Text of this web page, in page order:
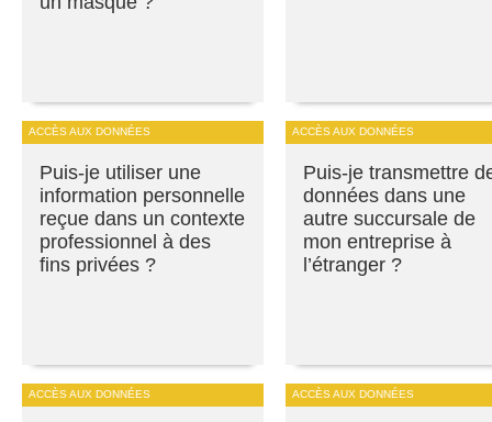
ACCÈS AUX DONNÉES
Puis-je utiliser une
information personnelle
reçue dans un contexte
professionnel à des
fins privées ?
ACCÈS AUX DONNÉES
Puis-je transmettre
données dans une
autre succursale de
mon entreprise à
l’étranger ?
ACCÈS AUX DONNÉES ACCÈS AUX DONNÉES